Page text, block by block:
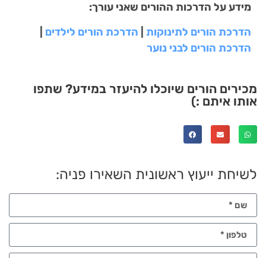
לשיחת ייעוץ ראשונית השאירו פניה:
מידע על הדרכות ההורים שאני עורך:
הדרכת הורים לתינוקות
הדרכת הורים לילדים
הדרכת הורים לבני נוער
מכירים הורים שיוכלו להיעזר במידע? שתפו
אותו איתם :)